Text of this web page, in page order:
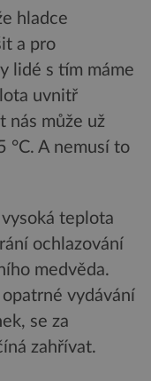
hladce
a pro
lidé s tím máme
uvnitř
nás může už
°C. A nemusí to
teplota
ochlazování
medvěda.
vydávání
se za
zahřívat.